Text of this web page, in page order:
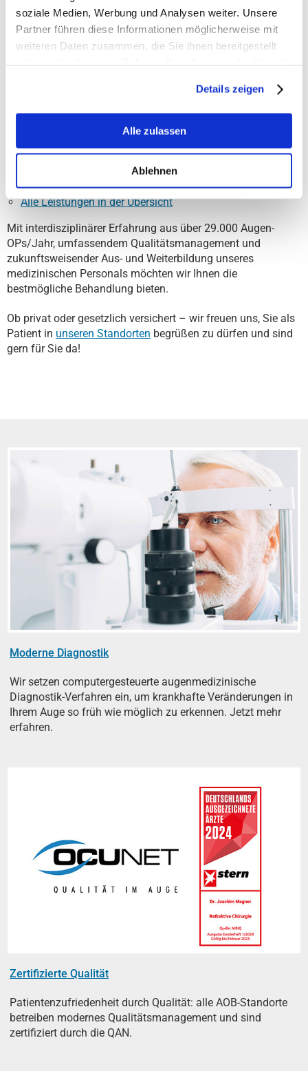
soziale Medien, Werbung und Analysen weiter. Unsere
Partner führen diese Informationen möglicherweise mit
weiteren Daten zusammen, die Sie ihnen bereitgestellt
Details zeigen
Alle zulassen
Ablehnen
MODERNE AUGENHEILKUNDE FÜR BESTMÖGLICHE
ERGEBNISSE
Alle konservativen Leistungen der Augenheilkunde
Augenlasern ("Leben ohne Brille")
Grauer Star (Katarakt): moderne Laser-OP
Makuladegenerationund andere Netzhauterkrankungen
Plastische Lidkorrekturen
Schieloperationen
Alle Leistungen in der Übersicht
Mit interdisziplinärer Erfahrung aus über 29.000 Augen-
OPs/Jahr, umfassendem Qualitätsmanagement und
zukunftsweisender Aus- und Weiterbildung unseres
medizinischen Personals möchten wir Ihnen die
bestmögliche Behandlung bieten.
Ob privat oder gesetzlich versichert – wir freuen uns, Sie als
Patient in unseren Standorten begrüßen zu dürfen und sind
gern für Sie da!
Moderne Diagnostik
Wir setzen computergesteuerte augenmedizinische
Diagnostik-Verfahren ein, um krankhafte Veränderungen in
Ihrem Auge so früh wie möglich zu erkennen. Jetzt mehr
erfahren.
Zertifizierte Qualität
Patientenzufriedenheit durch Qualität: alle AOB-Standorte
betreiben modernes Qualitätsmanagement und sind
zertifiziert durch die QAN.